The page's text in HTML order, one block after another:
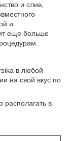
и слив,
и
еще больше
в любой
на свой вкус по
располагать в